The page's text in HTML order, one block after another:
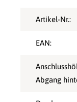
Artikel-Nr.:
EAN:
Abgang